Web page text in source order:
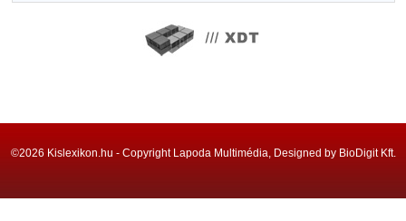
©2026 Kislexikon.hu - Copyright Lapoda Multimédia, Designed by BioDigit Kft.